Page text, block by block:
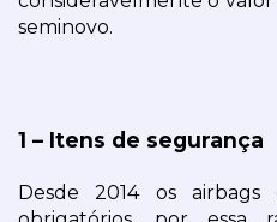
seminovo.
1 – Itens de segurança
Desde 2014 os